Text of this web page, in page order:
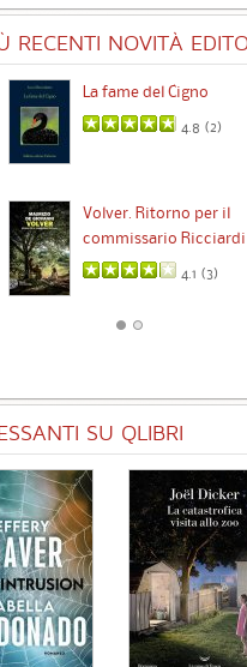
RECENTI NOVITÀ
La fame del Cigno
4.8 (2)
Volver. Ritorno per il
commissario Ricciardi
4.1 (3)
SU QLIBRI